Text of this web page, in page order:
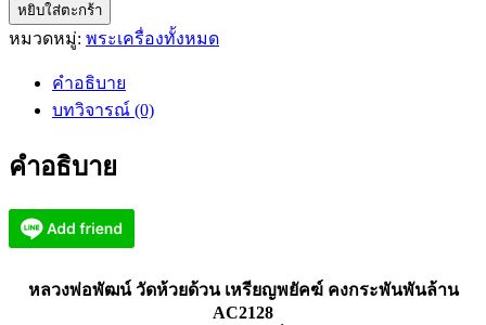
หลวง
พ่อ
พยัคฆ์
พัน
หยิบใส่ตะกร้า
หมวดหมู่: พระเครื่องทั้งหมด
คำอธิบาย
บทวิจารณ์ (0)
คำอธิบาย
หลวงพ่อพัฒน์ วัดห้วยด้วน เหรียญพยัคฆ์ คงกระพันพันล้าน
AC2128